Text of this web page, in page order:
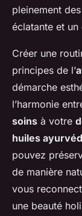
pleinement
éclatante et un
Créer une
principes de l’
démarche
l’harmonie
soins à votre
huiles
pouvez
de manière
vous
une beauté